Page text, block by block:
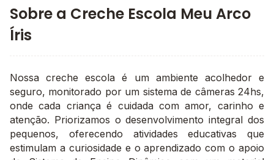
Sobre a Creche Escola Meu Arco
Íris
Nossa creche escola é um ambiente acolhedor e
seguro, monitorado por um sistema de câmeras 24hs,
onde cada criança é cuidada com amor, carinho e
atenção. Priorizamos o desenvolvimento integral dos
pequenos, oferecendo atividades educativas que
estimulam a curiosidade e o aprendizado com o apoio